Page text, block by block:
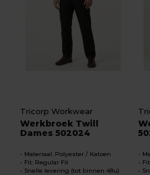
Tricorp Workwear
Werkbroek Twill
Dames 502024
Materiaal: Polyester / Katoen
Fit: Regular Fit
Snelle levering (tot binnen 48u)